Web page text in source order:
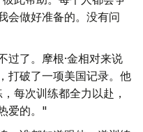
会做好准备的。没有问
过了。摩根·金相对来说
打破了一项美国记录。他
每次训练都全力以赴，
爱的。"